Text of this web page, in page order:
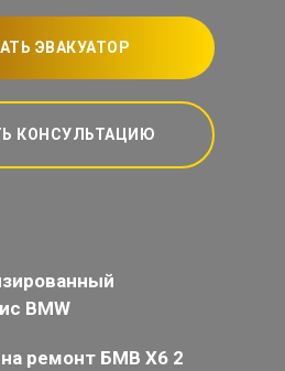
ЭВАКУАТОР
КОНСУЛЬТАЦИЮ
BMW
на ремонт БМВ Х6 2